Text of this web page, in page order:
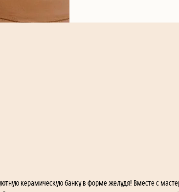
керамическую банку в форме желудя! Вместе с